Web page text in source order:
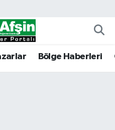
Bölge Haberleri
Eczaneler